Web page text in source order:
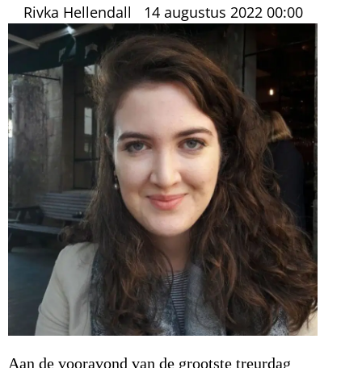
Rivka Hellendall 14 augustus 2022 00:00
Aan de vooravond van de grootste treurdag